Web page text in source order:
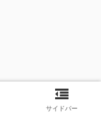
サイドバー